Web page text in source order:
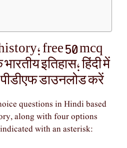
free 50 mcq
इतिहास; हिंदी में
डाउनलोड करें
questions in Hindi based
along with four options
with an asterisk: